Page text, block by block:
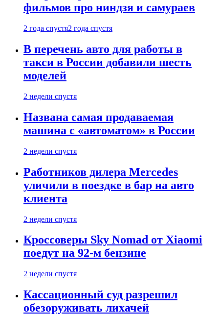
фильмов про ниндзя и самураев
2 года спустя2 года спустя
В перечень авто для работы в
такси в России добавили шесть
моделей
2 недели спустя
Названа самая продаваемая
машина с «автоматом» в России
2 недели спустя
Работников дилера Mercedes
уличили в поездке в бар на авто
клиента
2 недели спустя
Кроссоверы Sky Nomad от Xiaomi
поедут на 92-м бензине
2 недели спустя
Кассационный суд разрешил
обезоруживать лихачей